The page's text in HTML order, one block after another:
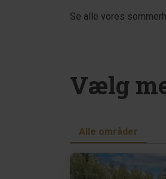
Se alle vores
Vælg
Alle områder